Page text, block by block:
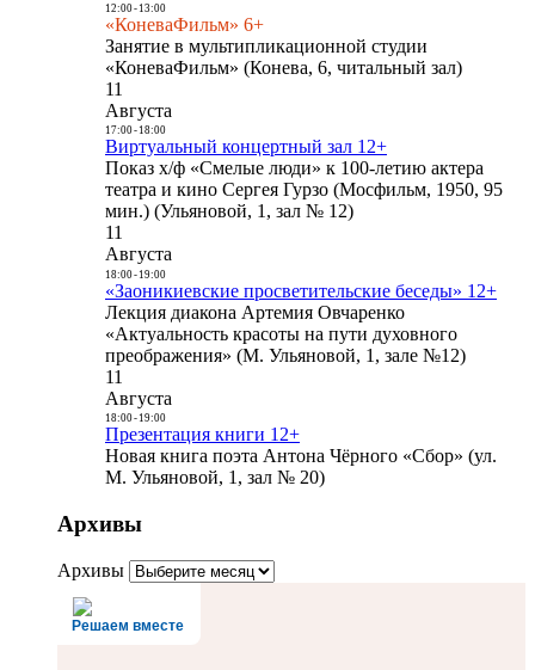
12:00- 13:00
«КоневаФильм» 6+
Занятие в мультипликационной студии
«КоневаФильм» (Конева, 6, читальный зал)
11
Августа
17:00- 18:00
Виртуальный концертный зал 12+
Показ х/ф «Смелые люди» к 100-летию актера
театра и кино Сергея Гурзо (Мосфильм, 1950, 95
мин.) (Ульяновой, 1, зал № 12)
11
Августа
18:00- 19:00
«Заоникиевские просветительские беседы» 12+
Лекция диакона Артемия Овчаренко
«Актуальность красоты на пути духовного
преображения» (М. Ульяновой, 1, зале №12)
11
Августа
18:00- 19:00
Презентация книги 12+
Новая книга поэта Антона Чёрного «Сбор» (ул.
М. Ульяновой, 1, зал № 20)
Архивы
Архивы
Решаем вместе